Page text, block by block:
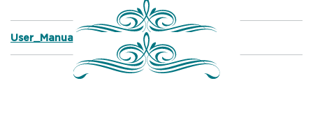
User_Manual_Marimba_Assembly.pdf